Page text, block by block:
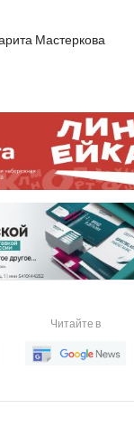
Мастеркова
Читайте в